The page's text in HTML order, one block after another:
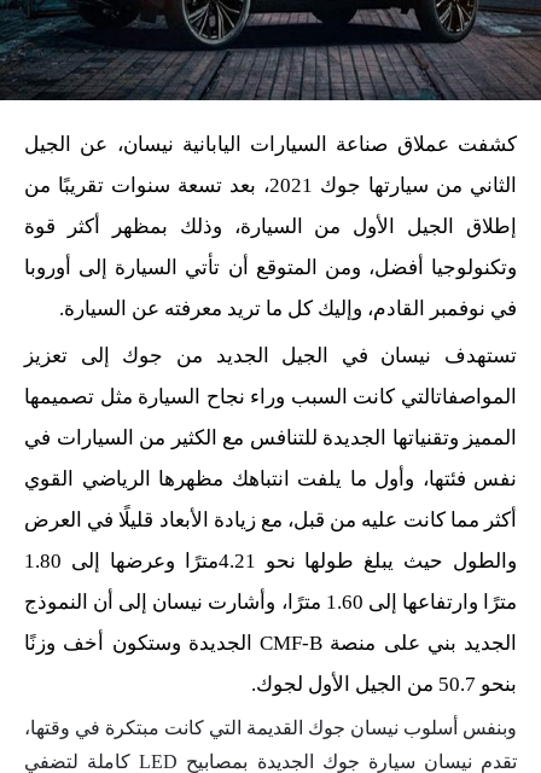
كشفت عملاق صناعة السيارات اليابانية نيسان، عن الجيل
الثاني من سيارتها جوك 2021، بعد تسعة سنوات تقريبًا من
إطلاق الجيل الأول من السيارة، وذلك بمظهر أكثر قوة
وتكنولوجيا أفضل، ومن المتوقع أن تأتي السيارة إلى أوروبا
في نوفمبر القادم، وإليك كل ما تريد معرفته عن السيارة.
تستهدف نيسان في الجيل الجديد من جوك إلى تعزيز
المواصفاتالتي كانت السبب وراء نجاح السيارة مثل تصميمها
المميز وتقنياتها الجديدة للتنافس مع الكثير من السيارات في
نفس فئتها، وأول ما يلفت انتباهك مظهرها الرياضي القوي
أكثر مما كانت عليه من قبل، مع زيادة الأبعاد قليلًا في العرض
والطول حيث يبلغ طولها نحو 4.21مترًا وعرضها إلى 1.80
مترًا وارتفاعها إلى 1.60 مترًا، وأشارت نيسان إلى أن النموذج
الجديد بني على منصة CMF-B الجديدة وستكون أخف وزنًا
بنحو 50.7 من الجيل الأول لجوك.
وبنفس أسلوب نيسان جوك القديمة التي كانت مبتكرة في وقتها،
تقدم نيسان سيارة جوك الجديدة بمصابيح LED كاملة لتضفي